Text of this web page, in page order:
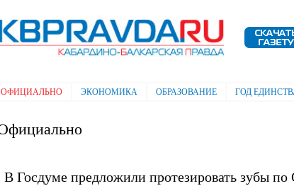
Электронная газета "Кабардино-
Балкарская правда"
меню
ОФИЦИАЛЬНО ЭКОНОМИКА ОБРАЗОВАНИЕ ГОД
В Госдуме предложили протезировать зубы